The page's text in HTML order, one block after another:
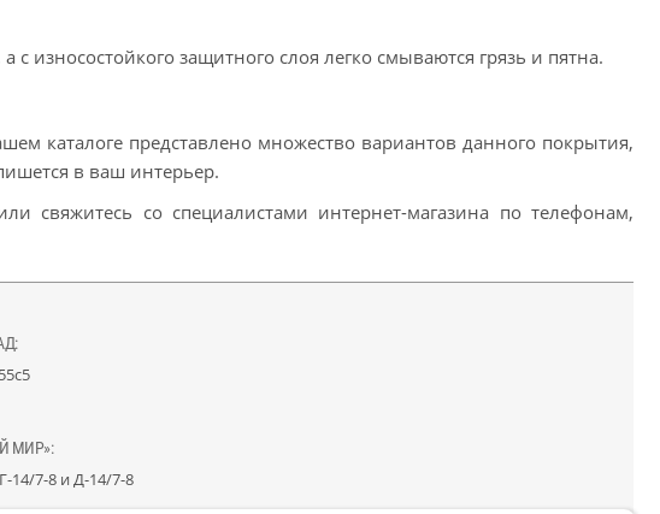
износостойкого защитного слоя легко смываются грязь и пятна.
каталоге представлено множество вариантов данного покрытия,
в ваш интерьер.
свяжитесь со специалистами интернет-магазина по телефонам,
МИР»:
14/7-8 и Д-14/7-8